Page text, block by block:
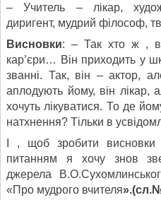
– Учитель – лікар,
диригент, мудрий філософ,
Висновки: – Так хто ж ,
кар’єри… Він приходить у
званні. Так, він – актор,
аплодують йому, він лікар,
хочуть лікуватися. То де
натхнення? Тільки в
І , щоб зробити
питанням я хочу знов
джерела
«Про мудрого вчителя